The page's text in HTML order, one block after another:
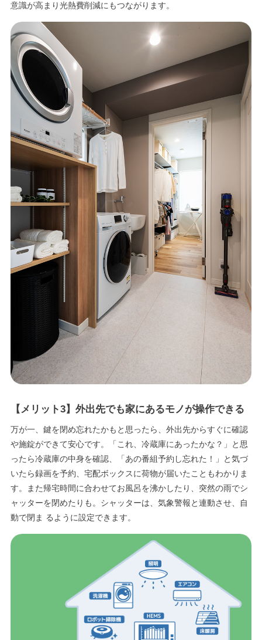
意識が高まり光熱費削減にもつながります。
【メリット3】外出先でも家にあるモノが操作できる
万が一、鍵を閉め忘れたかもと思ったら、外出先からすぐに確認
や施錠ができて安心です。「これ、冷蔵庫にあったかな？」と思
ったら冷蔵庫の中身を確認、「あの番組予約し忘れた！」と気づ
いたら録画を予約、宅配ボックスに荷物が届いたこともわかりま
す。また帰宅時間に合わせてお風呂を沸かしたり、突然の雨でシ
ャッターを閉めたりも。シャッターは、気象警報と連動させ、自
動で閉ま るように設定できます。